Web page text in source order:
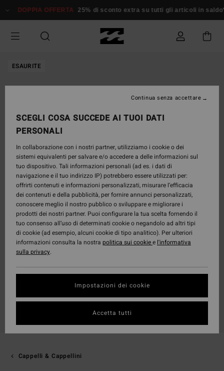
alle
prodotto
DOPPIA OFFERTA 25% di sconto extra su tutti gli articoli in saldo*
ESAURITE
Cappelli & Cappellini
SCEGLI COSA SUCCEDE AI TUOI DATI
PERSONALI
In collaborazione con i nostri partner, utilizziamo i cookie o dei
sistemi equivalenti per salvare e/o accedere a delle informazioni sul
tuo dispositivo. Tali informazioni personali (ad es. i dati di
navigazione e il tuo indirizzo IP) potrebbero essere utilizzati per:
offrirti contenuti e informazioni personalizzati, misurare l’efficacia
dei contenuti e della pubblicità, per fornire annunci personalizzati,
conoscere meglio il nostro pubblico o sviluppare e migliorare i
prodotti dei nostri partner. Puoi configurare la tua scelta fornendo il
tuo consenso all’uso di determinati cookie o negandolo ad altri tipi
di cookie (ad esempio, alcuni cookie di tipo analitico). Per ulteriori
informazioni consulta la nostra politica sui cookiee l'informativa
sulla privacy.
Impostazioni dei cookie
Continua senza accettare
Accetta tutti